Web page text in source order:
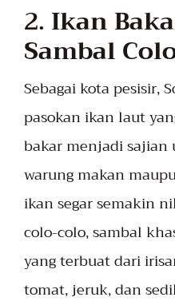
2. Ikan
Sambal
Sebagai kota pesisir,
pasokan ikan laut
bakar menjadi sajian
warung makan
ikan segar semakin
colo-colo, sambal
yang terbuat dari
tomat, jeruk, dan